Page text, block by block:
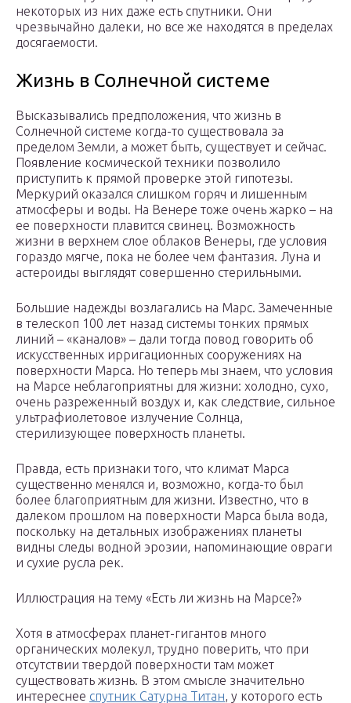
некоторых из них даже есть спутники. Они
чрезвычайно далеки, но все же находятся в пределах
досягаемости.
Жизнь в Солнечной системе
Высказывались предположения, что жизнь в
Солнечной системе когда-то существовала за
пределом Земли, а может быть, существует и сейчас.
Появление космической техники позволило
приступить к прямой проверке этой гипотезы.
Меркурий оказался слишком горяч и лишенным
атмосферы и воды. На Венере тоже очень жарко – на
ее поверхности плавится свинец. Возможность
жизни в верхнем слое облаков Венеры, где условия
гораздо мягче, пока не более чем фантазия. Луна и
астероиды выглядят совершенно стерильными.
Большие надежды возлагались на Марс. Замеченные
в телескоп 100 лет назад системы тонких прямых
линий – «каналов» – дали тогда повод говорить об
искусственных ирригационных сооружениях на
поверхности Марса. Но теперь мы знаем, что условия
на Марсе неблагоприятны для жизни: холодно, сухо,
очень разреженный воздух и, как следствие, сильное
ультрафиолетовое излучение Солнца,
стерилизующее поверхность планеты.
Правда, есть признаки того, что климат Марса
существенно менялся и, возможно, когда-то был
более благоприятным для жизни. Известно, что в
далеком прошлом на поверхности Марса была вода,
поскольку на детальных изображениях планеты
видны следы водной эрозии, напоминающие овраги
и сухие русла рек.
Иллюстрация на тему «Есть ли жизнь на Марсе?»
Хотя в атмосферах планет-гигантов много
органических молекул, трудно поверить, что при
отсутствии твердой поверхности там может
существовать жизнь. В этом смысле значительно
интереснее спутник Сатурна Титан, у которого есть